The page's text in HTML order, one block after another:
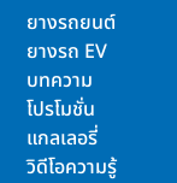
ยางรถยนต์
ยางรถ EV
บทความ
โปรโมชั่น
แกลเลอรี่
วิดีโอความรู้